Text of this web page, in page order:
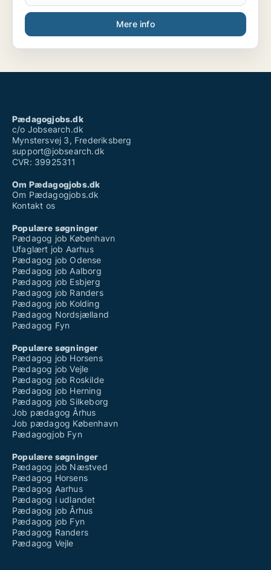
Mere info
Pædagogjobs.dk
c/o Jobsearch.dk
Mynstersvej 3, Frederiksberg
support@jobsearch.dk
CVR: 39925311
Om Pædagogjobs.dk
Om Pædagogjobs.dk
Kontakt os
Populære søgninger
Pædagog job København
Ufaglært job Aarhus
Pædagog job Odense
Pædagog job Aalborg
Pædagog job Esbjerg
Pædagog job Randers
Pædagog job Kolding
Pædagog Nordsjælland
Pædagog Fyn
Populære søgninger
Pædagog job Horsens
Pædagog job Vejle
Pædagog job Roskilde
Pædagog job Herning
Pædagog job Silkeborg
Job pædagog Århus
Job pædagog København
Pædagogjob Fyn
Populære søgninger
Pædagog job Næstved
Pædagog Horsens
Pædagog Aarhus
Pædagog i udlandet
Pædagog job Århus
Pædagog job Fyn
Pædagog Randers
Pædagog Vejle